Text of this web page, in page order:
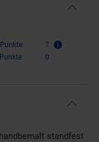
7
0
standfest